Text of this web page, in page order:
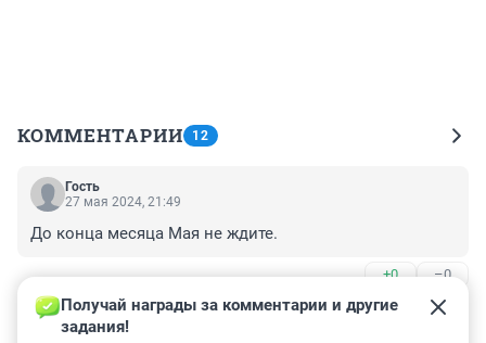
КОММЕНТАРИИ 12
Гость
27 мая 2024, 21:49
До конца месяца Мая не ждите.
+0 –0
Гость
27 мая 2024, 17:08
Получай награды за комментарии и другие
задания!